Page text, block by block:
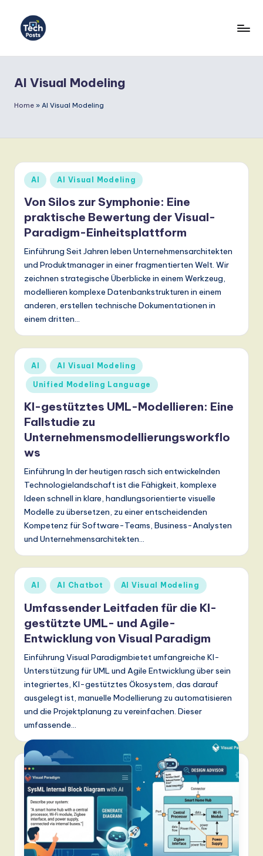
c
h
s
t
s
G
e
r
m
a
n
L
a
t
e
s
t
T
r
e
n
d
s
in
A
I,
S
o
ft
w
a
r
e
,
n
d
AI Visual Modeling
Home » AI Visual Modeling
Posted
in
AI AI Visual Modeling
Von Silos zur Symphonie: Eine
praktische Bewertung der Visual-
Paradigm-Einheitsplattform
Einführung Seit Jahren leben Unternehmensarchitekten
und Produktmanager in einer fragmentierten Welt. Wir
zeichnen strategische Überblicke in einem Werkzeug,
modellieren komplexe Datenbankstrukturen in einem
anderen, erstellen technische Dokumentationen in
einem dritten…
Posted
in
AI AI Visual Modeling
Unified Modeling Language
KI-gestütztes UML-Modellieren: Eine
Fallstudie zu
Unternehmensmodellierungsworkflo
ws
Einführung In der heutigen rasch sich entwickelnden
Technologielandschaft ist die Fähigkeit, komplexe
Ideen schnell in klare, handlungsorientierte visuelle
Modelle zu übersetzen, zu einer entscheidenden
Kompetenz für Software-Teams, Business-Analysten
und Unternehmensarchitekten…
Posted
in
AI AI Chatbot AI Visual Modeling
Umfassender Leitfaden für die KI-
gestützte UML- und Agile-
Entwicklung von Visual Paradigm
Einführung Visual Paradigmbietet umfangreiche KI-
Unterstützung für UML und Agile Entwicklung über sein
integriertes, KI-gestütztes Ökosystem, das darauf
ausgelegt ist, manuelle Modellierung zu automatisieren
und die Projektplanung zu vereinfachen. Dieser
umfassende…